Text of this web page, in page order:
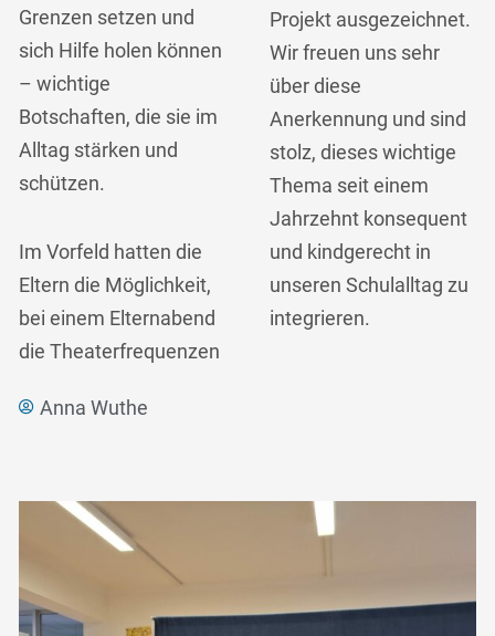
Grenzen setzen und
sich Hilfe holen können
– wichtige
Botschaften, die sie im
Alltag stärken und
schützen.
Im Vorfeld hatten die
Eltern die Möglichkeit,
bei einem Elternabend
die Theaterfrequenzen
Projekt ausgezeichnet.
Wir freuen uns sehr
über diese
Anerkennung und sind
stolz, dieses wichtige
Thema seit einem
Jahrzehnt konsequent
und kindgerecht in
unseren Schulalltag zu
integrieren.
Anna Wuthe